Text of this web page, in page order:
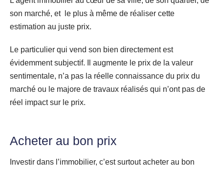
son marché, et le plus à même de réaliser cette
estimation au juste prix.
Le particulier qui vend son bien directement est
évidemment subjectif. Il augmente le prix de la valeur
sentimentale, n’a pas la réelle connaissance du prix du
marché ou le majore de travaux réalisés qui n’ont pas de
réel impact sur le prix.
Acheter au bon prix
Investir dans l’immobilier, c’est surtout acheter au bon